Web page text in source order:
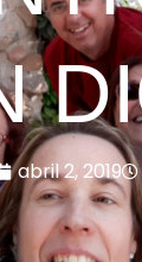
abril 2, 2019